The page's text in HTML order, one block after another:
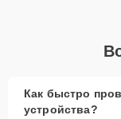
Как быстро
устройства?